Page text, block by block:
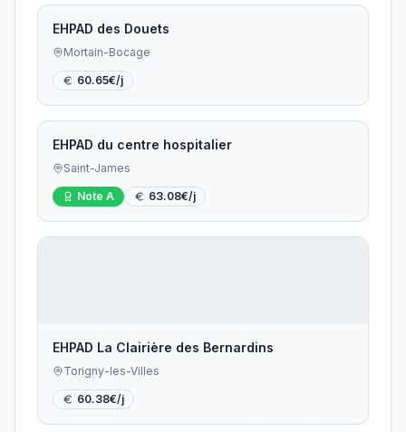
EHPAD des Douets
Mortain-Bocage
60.65€/j
EHPAD du centre hospitalier
Saint-James
Note A 63.08€/j
EHPAD La Clairière des Bernardins
Torigny-les-Villes
60.38€/j